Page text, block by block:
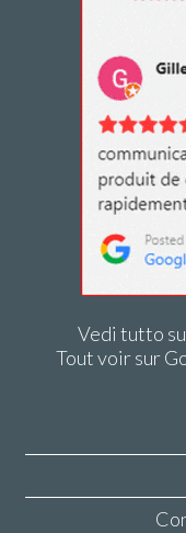
Vedi tutto
Tout voir sur